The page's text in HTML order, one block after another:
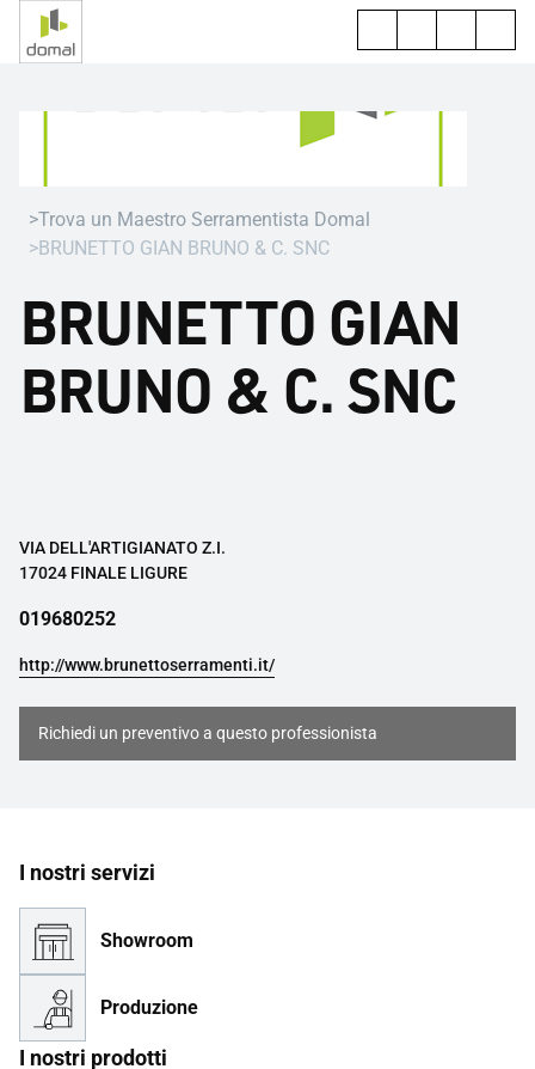
Trova un Maestro Serramentista Domal
BRUNETTO GIAN BRUNO & C. SNC
BRUNETTO GIAN
BRUNO & C. SNC
VIA DELL'ARTIGIANATO Z.I.
17024 FINALE LIGURE
019680252
http://www.brunettoserramenti.it/
Richiedi un preventivo a questo professionista
I nostri servizi
Showroom
Produzione
I nostri prodotti